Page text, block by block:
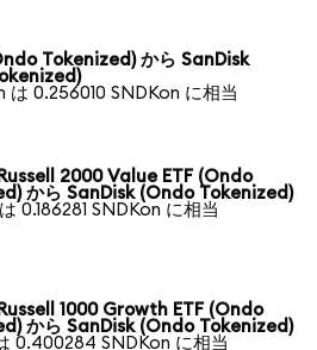
Tokenized) から SanDisk
は 0.256010 SNDKon に相当
2000 Value ETF (Ondo
から SanDisk (Ondo Tokenized)
0.186281 SNDKon に相当
1000 Growth ETF (Ondo
から SanDisk (Ondo Tokenized)
0.400284 SNDKon に相当